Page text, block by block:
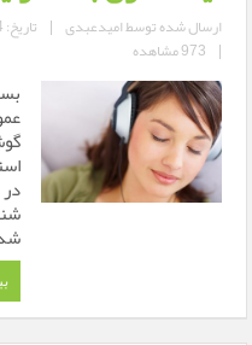
ارسال شده توسطامیدعبدی | تاریخ: 24 اکتبر 2015
| 973 مشاهده